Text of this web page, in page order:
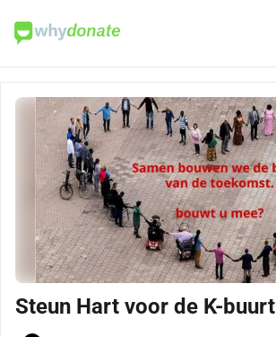
Steun Hart voor de K-buurt